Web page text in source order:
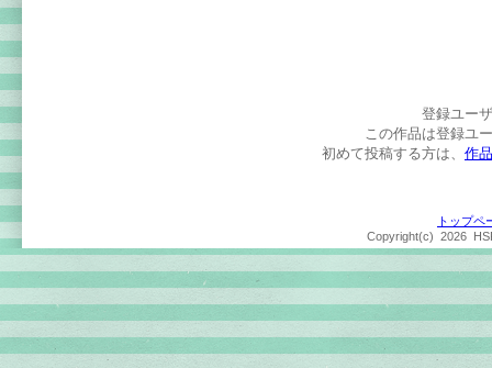
登録ユー
この作品は登録ユ
初めて投稿する方は、 作
トップペ
Copyright(c)2026